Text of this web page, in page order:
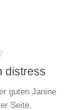
distress
guten Janine
Seite.